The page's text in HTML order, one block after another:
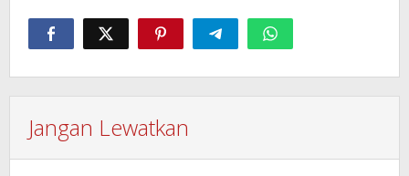
Jangan Lewatkan